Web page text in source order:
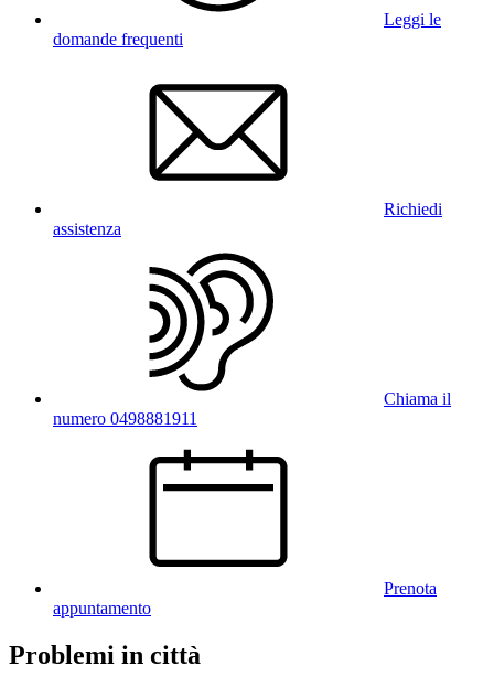
Leggi le
domande frequenti
Richiedi
assistenza
Chiama il
numero 0498881911
Prenota
appuntamento
Problemi in città